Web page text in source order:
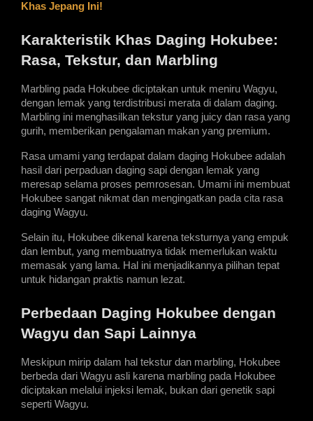
Khas Jepang Ini!
Karakteristik Khas Daging Hokubee:
Rasa, Tekstur, dan Marbling
Marbling pada Hokubee diciptakan untuk meniru Wagyu,
dengan lemak yang terdistribusi merata di dalam daging.
Marbling ini menghasilkan tekstur yang juicy dan rasa yang
gurih, memberikan pengalaman makan yang premium.
Rasa umami yang terdapat dalam daging Hokubee adalah
hasil dari perpaduan daging sapi dengan lemak yang
meresap selama proses pemrosesan. Umami ini membuat
Hokubee sangat nikmat dan mengingatkan pada cita rasa
daging Wagyu.
Selain itu, Hokubee dikenal karena teksturnya yang empuk
dan lembut, yang membuatnya tidak memerlukan waktu
memasak yang lama. Hal ini menjadikannya pilihan tepat
untuk hidangan praktis namun lezat.
Perbedaan Daging Hokubee dengan
Wagyu dan Sapi Lainnya
Meskipun mirip dalam hal tekstur dan marbling, Hokubee
berbeda dari Wagyu asli karena marbling pada Hokubee
diciptakan melalui injeksi lemak, bukan dari genetik sapi
seperti Wagyu.